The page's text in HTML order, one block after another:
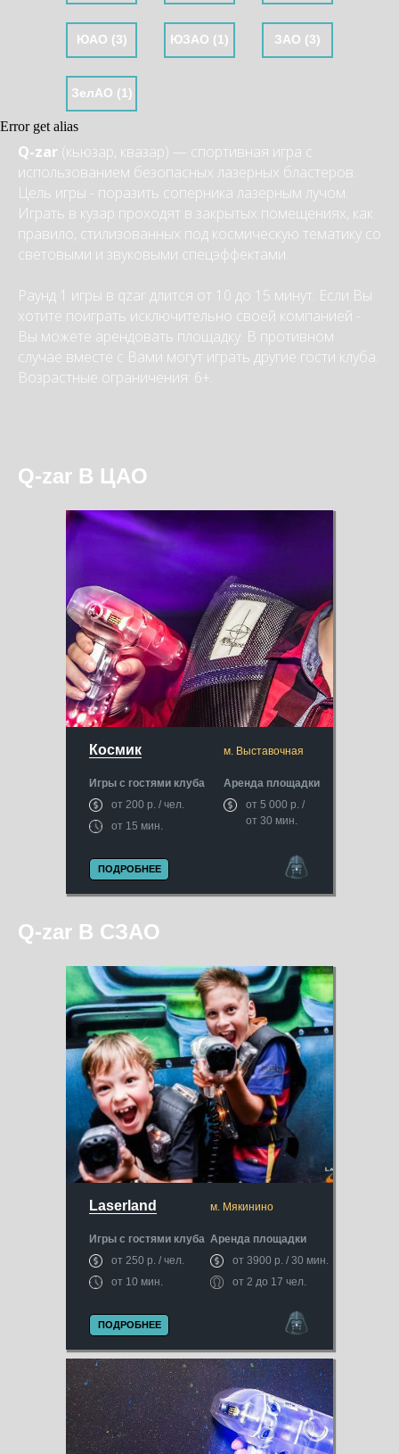
ЗАО (3)
ЮАО (3) ЮЗАО (1)
ЗелАО (1)
Error get alias
Q-zar (кьюзар, квазар) — спортивная игра с
использованием безопасных лазерных бластеров.
Цель игры - поразить соперника лазерным лучом.
Играть в кузар проходят в закрытых помещениях, как
правило, стилизованных под космическую тематику со
световыми и звуковыми спецэффектами.
Раунд 1 игры в qzar длится от 10 до 15 минут. Если Вы
хотите поиграть исключительно своей компанией -
Вы можете арендовать площадку. В противном
случае вместе с Вами могут играть другие гости клуба.
Возрастные ограничения: 6+.
Q-zar В ЦАО
Аренда площадки
от 200 р. / чел.
м. Выставочная
Космик
ПОДРОБНЕЕ
Игры с гостями клуба
от 5 000 р. /
от 30 мин.
от 15 мин.
Q-zar В СЗАО
от 250 р. / чел.
м. Мякинино
от 2 до 17 чел.
Laserland
ПОДРОБНЕЕ
Игры с гостями клуба
от 3900 р. / 30 мин.
от 10 мин.
Аренда площадки